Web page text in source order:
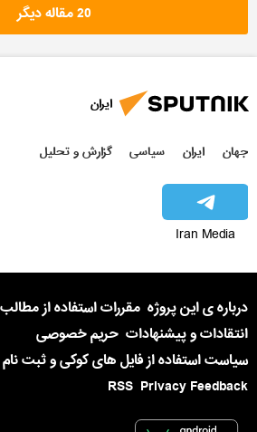
20 مقاله دیگر
ایران
جهان ایران سیاسی گزارش و تحلیل
Iran Media
درباره ی این پروژه مقررات استفاده از مطالب
انتقادات و پیشنهادات حریم خصوصی
سیاست استفاده از فایل های کوکی و ثبت
Privacy Feedback
RSS